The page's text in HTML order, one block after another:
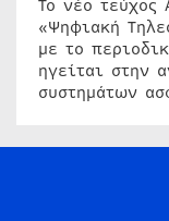
Το νέο τεύχος
«Ψηφιακή
με το
ηγείται στην
συστημάτων